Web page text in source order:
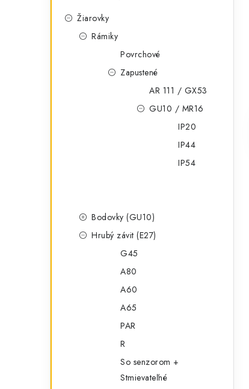
Žiarovky
Rámiky
Povrchové
Zapustené
AR 111 / GX53
GU10 / MR16
IP20
IP44
IP54
Bodovky (GU10)
Hrubý závit (E27)
G45
A80
A60
A65
PAR
R
So senzorom +
Stmievateľné